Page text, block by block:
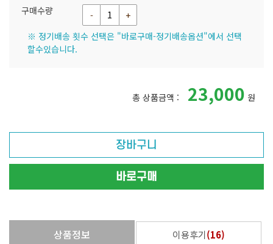
구매수량
-
+
※ 정기배송 횟수 선택은 "바로구매-정기배송옵션"에서 선택
할수있습니다.
총 상품금액 : 23,000 원
장바구니
바로구매
상품정보 이용후기(16)